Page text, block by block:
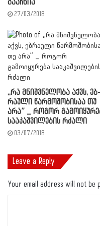
გააჩნია”
27/03/2018
,,რა მნიშ­ვნე­ლო­ბა აქვს, ებ­
რა­უ­ლი წარ­მო­შო­ბი­საა თუ
არა” _ როგორ
სააკაშვილების რძალი
03/07/2018
Leave a Reply
Your email address will not be